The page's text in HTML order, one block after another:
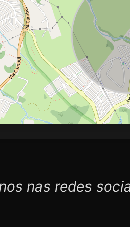
nas redes